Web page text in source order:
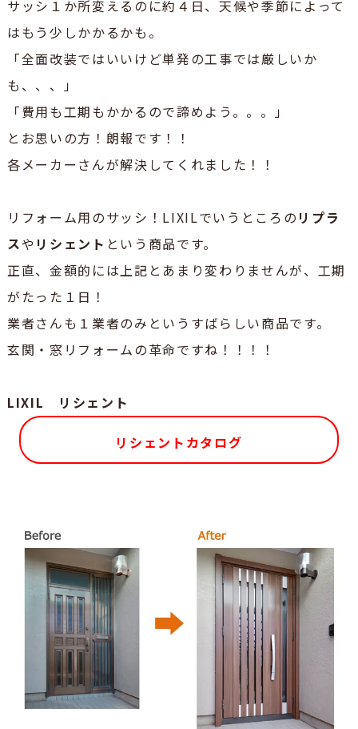
サッシ１か所変えるのに約４日、天候や季節によって
はもう少しかかるかも。
「全面改装ではいいけど単発の工事では厳しいか
も、、、」
「費用も工期もかかるので諦めよう。。。」
とお思いの方！朗報です！！
各メーカーさんが解決してくれました！！
リフォーム用のサッシ！LIXILでいうところの リプラ
スや リシェント という商品です。
正直、金額的には上記とあまり変わりませんが、工期
がたった１日！
業者さんも１業者のみというすばらしい商品です。
玄関・窓リフォームの革命ですね！！！！
LIXIL リシェント
リシェントカタログ